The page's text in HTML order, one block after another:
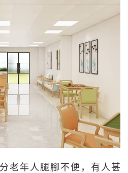
老年人腿腳不便，有人甚